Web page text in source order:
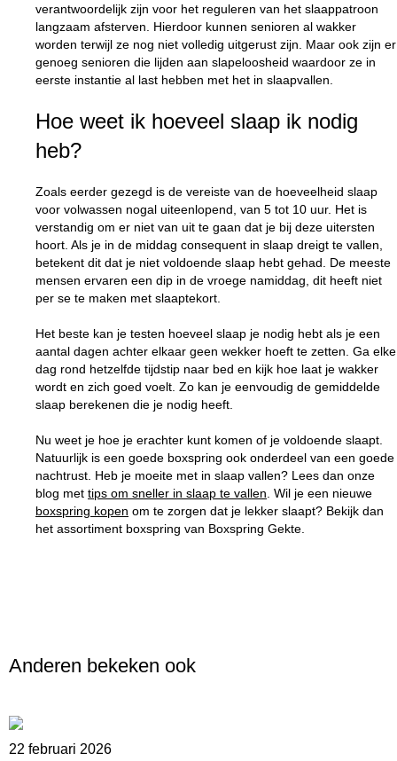
verantwoordelijk zijn voor het reguleren van het slaappatroon
langzaam afsterven. Hierdoor kunnen senioren al wakker
worden terwijl ze nog niet volledig uitgerust zijn. Maar ook zijn er
genoeg senioren die lijden aan slapeloosheid waardoor ze in
eerste instantie al last hebben met het in slaapvallen.
Hoe weet ik hoeveel slaap ik nodig
heb?
Zoals eerder gezegd is de vereiste van de hoeveelheid slaap
voor volwassen nogal uiteenlopend, van 5 tot 10 uur. Het is
verstandig om er niet van uit te gaan dat je bij deze uitersten
hoort. Als je in de middag consequent in slaap dreigt te vallen,
betekent dit dat je niet voldoende slaap hebt gehad. De meeste
mensen ervaren een dip in de vroege namiddag, dit heeft niet
per se te maken met slaaptekort.
Het beste kan je testen hoeveel slaap je nodig hebt als je een
aantal dagen achter elkaar geen wekker hoeft te zetten. Ga elke
dag rond hetzelfde tijdstip naar bed en kijk hoe laat je wakker
wordt en zich goed voelt. Zo kan je eenvoudig de gemiddelde
slaap berekenen die je nodig heeft.
Nu weet je hoe je erachter kunt komen of je voldoende slaapt.
Natuurlijk is een goede boxspring ook onderdeel van een goede
nachtrust. Heb je moeite met in slaap vallen? Lees dan onze
blog met tips om sneller in slaap te vallen . Wil je een nieuwe
boxspring kopen om te zorgen dat je lekker slaapt? Bekijk dan
het assortiment boxspring van Boxspring Gekte.
Anderen bekeken ook
22 februari 2026